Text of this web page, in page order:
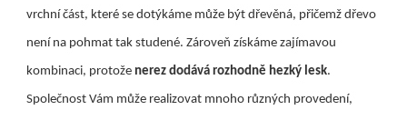
vrchní část, které se dotýkáme může být dřevěná, přičemž dřevo
není na pohmat tak studené. Zároveň získáme zajímavou
kombinaci, protože nerez dodává rozhodně hezký lesk.
Společnost Vám může realizovat mnoho různých provedení,